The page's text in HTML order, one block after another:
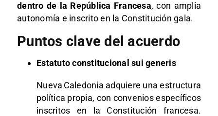
dentro de la República Francesa, con amplia
autonomía e inscrito en la Constitución gala.
Puntos clave del acuerdo
Estatuto constitucional sui generis
Nueva Caledonia adquiere una estructura
política propia, con convenios específicos
inscritos en la Constitución francesa.